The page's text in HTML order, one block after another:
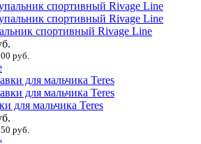
спортивный Rivage Line
руб.
для мальчика Teres
руб.